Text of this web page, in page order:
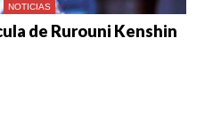
NOTICIAS
de Rurouni Kenshin